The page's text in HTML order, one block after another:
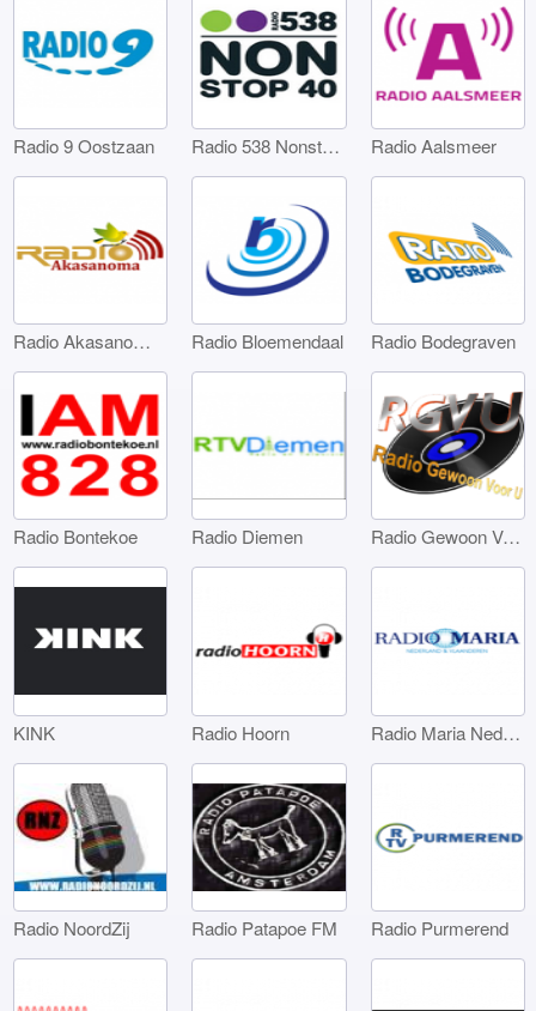
Radio 9 Oostzaan Radio 538 Nonstop 40 Radio Aalsmeer
Radio Akasanoma Amsterdam Radio Bloemendaal Radio Bodegraven
Radio Bontekoe Radio Diemen Radio Gewoon Voor U
KINK Radio Hoorn Radio Maria Nederland
Radio NoordZij Radio Patapoe FM Radio Purmerend